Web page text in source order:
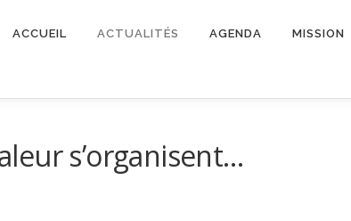
ACCUEIL ACTUALITÉS AGENDA MISSION
s’organisent…